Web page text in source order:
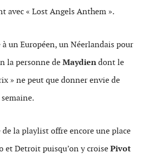
avec « Lost Angels Anthem ».
un Européen, un Néerlandais pour
la personne deMaydiendont le
» ne peut que donner envie de
de la playlist offre encore une place
et Detroit puisqu’on y croisePivot